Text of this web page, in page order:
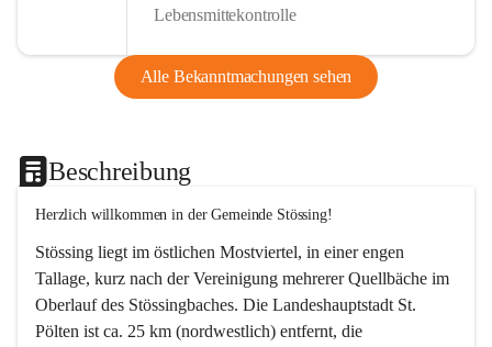
Lebensmittekontrolle
Alle Bekanntmachungen sehen
Beschreibung
Herzlich willkommen in der Gemeinde Stössing!
Stössing liegt im östlichen Mostviertel, in einer engen
Tallage, kurz nach der Vereinigung mehrerer Quellbäche im
Oberlauf des Stössingbaches. Die Landeshauptstadt St.
Pölten ist ca. 25 km (nordwestlich) entfernt, die